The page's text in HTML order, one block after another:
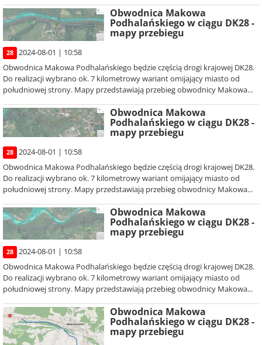
Obwodnica Makowa
Podhalańskiego w ciągu DK28 -
mapy przebiegu
28
2024-08-01 | 10:58
Obwodnica Makowa Podhalańskiego będzie częścią drogi krajowej DK28.
Do realizacji wybrano ok. 7 kilometrowy wariant omijający miasto od
południowej strony. Mapy przedstawiają przebieg obwodnicy Makowa...
Obwodnica Makowa
Podhalańskiego w ciągu DK28 -
mapy przebiegu
28
2024-08-01 | 10:58
Obwodnica Makowa Podhalańskiego będzie częścią drogi krajowej DK28.
Do realizacji wybrano ok. 7 kilometrowy wariant omijający miasto od
południowej strony. Mapy przedstawiają przebieg obwodnicy Makowa...
Obwodnica Makowa
Podhalańskiego w ciągu DK28 -
mapy przebiegu
28
2024-08-01 | 10:58
Obwodnica Makowa Podhalańskiego będzie częścią drogi krajowej DK28.
Do realizacji wybrano ok. 7 kilometrowy wariant omijający miasto od
południowej strony. Mapy przedstawiają przebieg obwodnicy Makowa...
Obwodnica Makowa
Podhalańskiego w ciągu DK28 -
mapy przebiegu